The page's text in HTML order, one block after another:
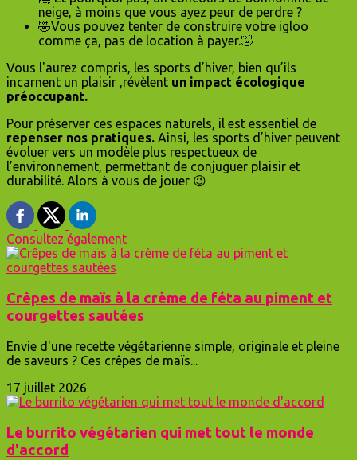
neige, à moins que vous ayez peur de perdre ?
🤣Vous pouvez tenter de construire votre igloo
comme ça, pas de location à payer.🤣
Vous l'aurez compris, les sports d’hiver, bien qu’ils
incarnent un plaisir ,révèlent un impact écologique
préoccupant.
Pour préserver ces espaces naturels, il est essentiel de
repenser nos pratiques. Ainsi, les sports d’hiver peuvent
évoluer vers un modèle plus respectueux de
l’environnement, permettant de conjuguer plaisir et
durabilité. Alors à vous de jouer 😉
Consultez également
Crêpes de maïs à la crème de féta au piment et
courgettes sautées
Envie d'une recette végétarienne simple, originale et pleine
de saveurs ? Ces crêpes de maïs...
17 juillet 2026
Le burrito végétarien qui met tout le monde
d'accord